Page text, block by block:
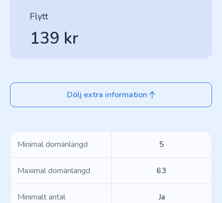
Flytt
139 kr
Dölj extra information
Minimal domänlängd 5
Maximal domänlängd 63
Minimalt antal
Ja